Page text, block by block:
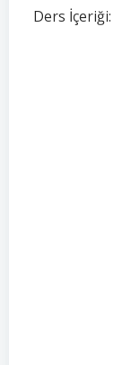
Ders İçeriği: